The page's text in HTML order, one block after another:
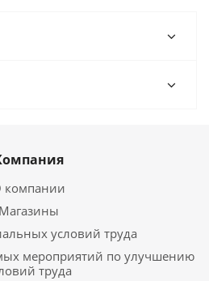
компании
Магазины
условий труда
мероприятий по улучшению
труда